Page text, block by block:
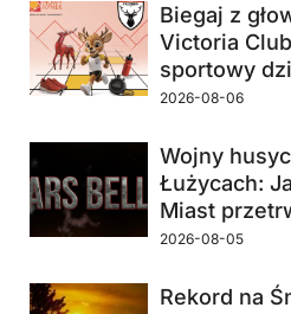
Biegaj z
Victoria
sportowy
2026-08-06
Wojny
Łużycach:
Miast
2026-08-05
Rekord na